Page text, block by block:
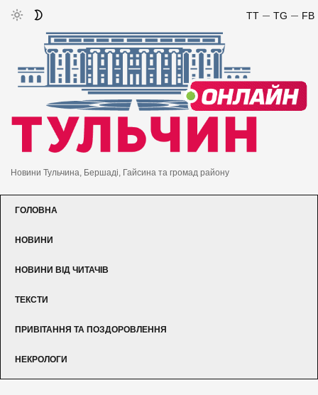
FB
TG
TT
Новини Тульчина, Бершаді, Гайсина та громад району
ГОЛОВНА
НОВИНИ
НОВИНИ ВІД ЧИТАЧІВ
ТЕКСТИ
ПРИВІТАННЯ ТА ПОЗДОРОВЛЕННЯ
НЕКРОЛОГИ